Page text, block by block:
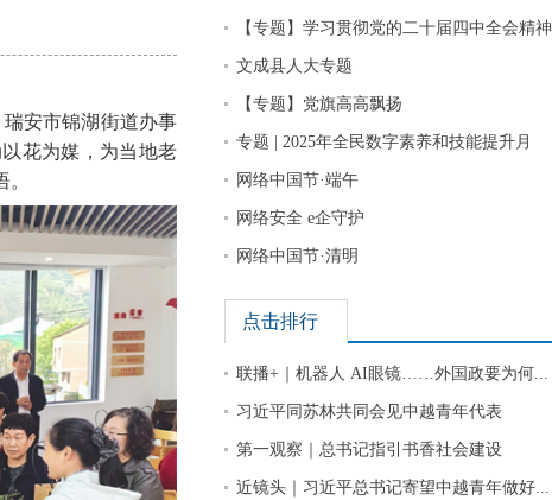
安市锦湖街道办事
花为媒，为当地老
【专题】学习贯彻党的二十届四中全会精神
文成县人大专题
【专题】党旗高高飘扬
专题 | 2025年全民数字素养和技能提升月
网络中国节·端午
网络安全 e企守护
网络中国节·清明
点击排行
联播+｜机器人 AI眼镜……外国政要为何...
习近平同苏林共同会见中越青年代表
第一观察｜总书记指引书香社会建设
近镜头｜习近平总书记寄望中越青年做好...